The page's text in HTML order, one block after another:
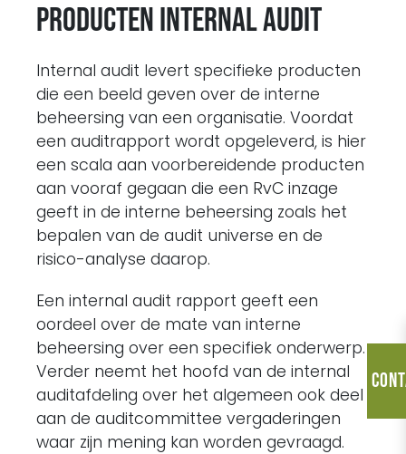
Producten internal audit
Internal audit levert specifieke producten
die een beeld geven over de interne
beheersing van een organisatie. Voordat
een auditrapport wordt opgeleverd, is hier
een scala aan voorbereidende producten
aan vooraf gegaan die een RvC inzage
geeft in de interne beheersing zoals het
bepalen van de audit universe en de
risico-analyse daarop.
Een internal audit rapport geeft een
oordeel over de mate van interne
beheersing over een specifiek onderwerp.
Verder neemt het hoofd van de internal
auditafdeling over het algemeen ook deel
aan de auditcommittee vergaderingen
waar zijn mening kan worden gevraagd.